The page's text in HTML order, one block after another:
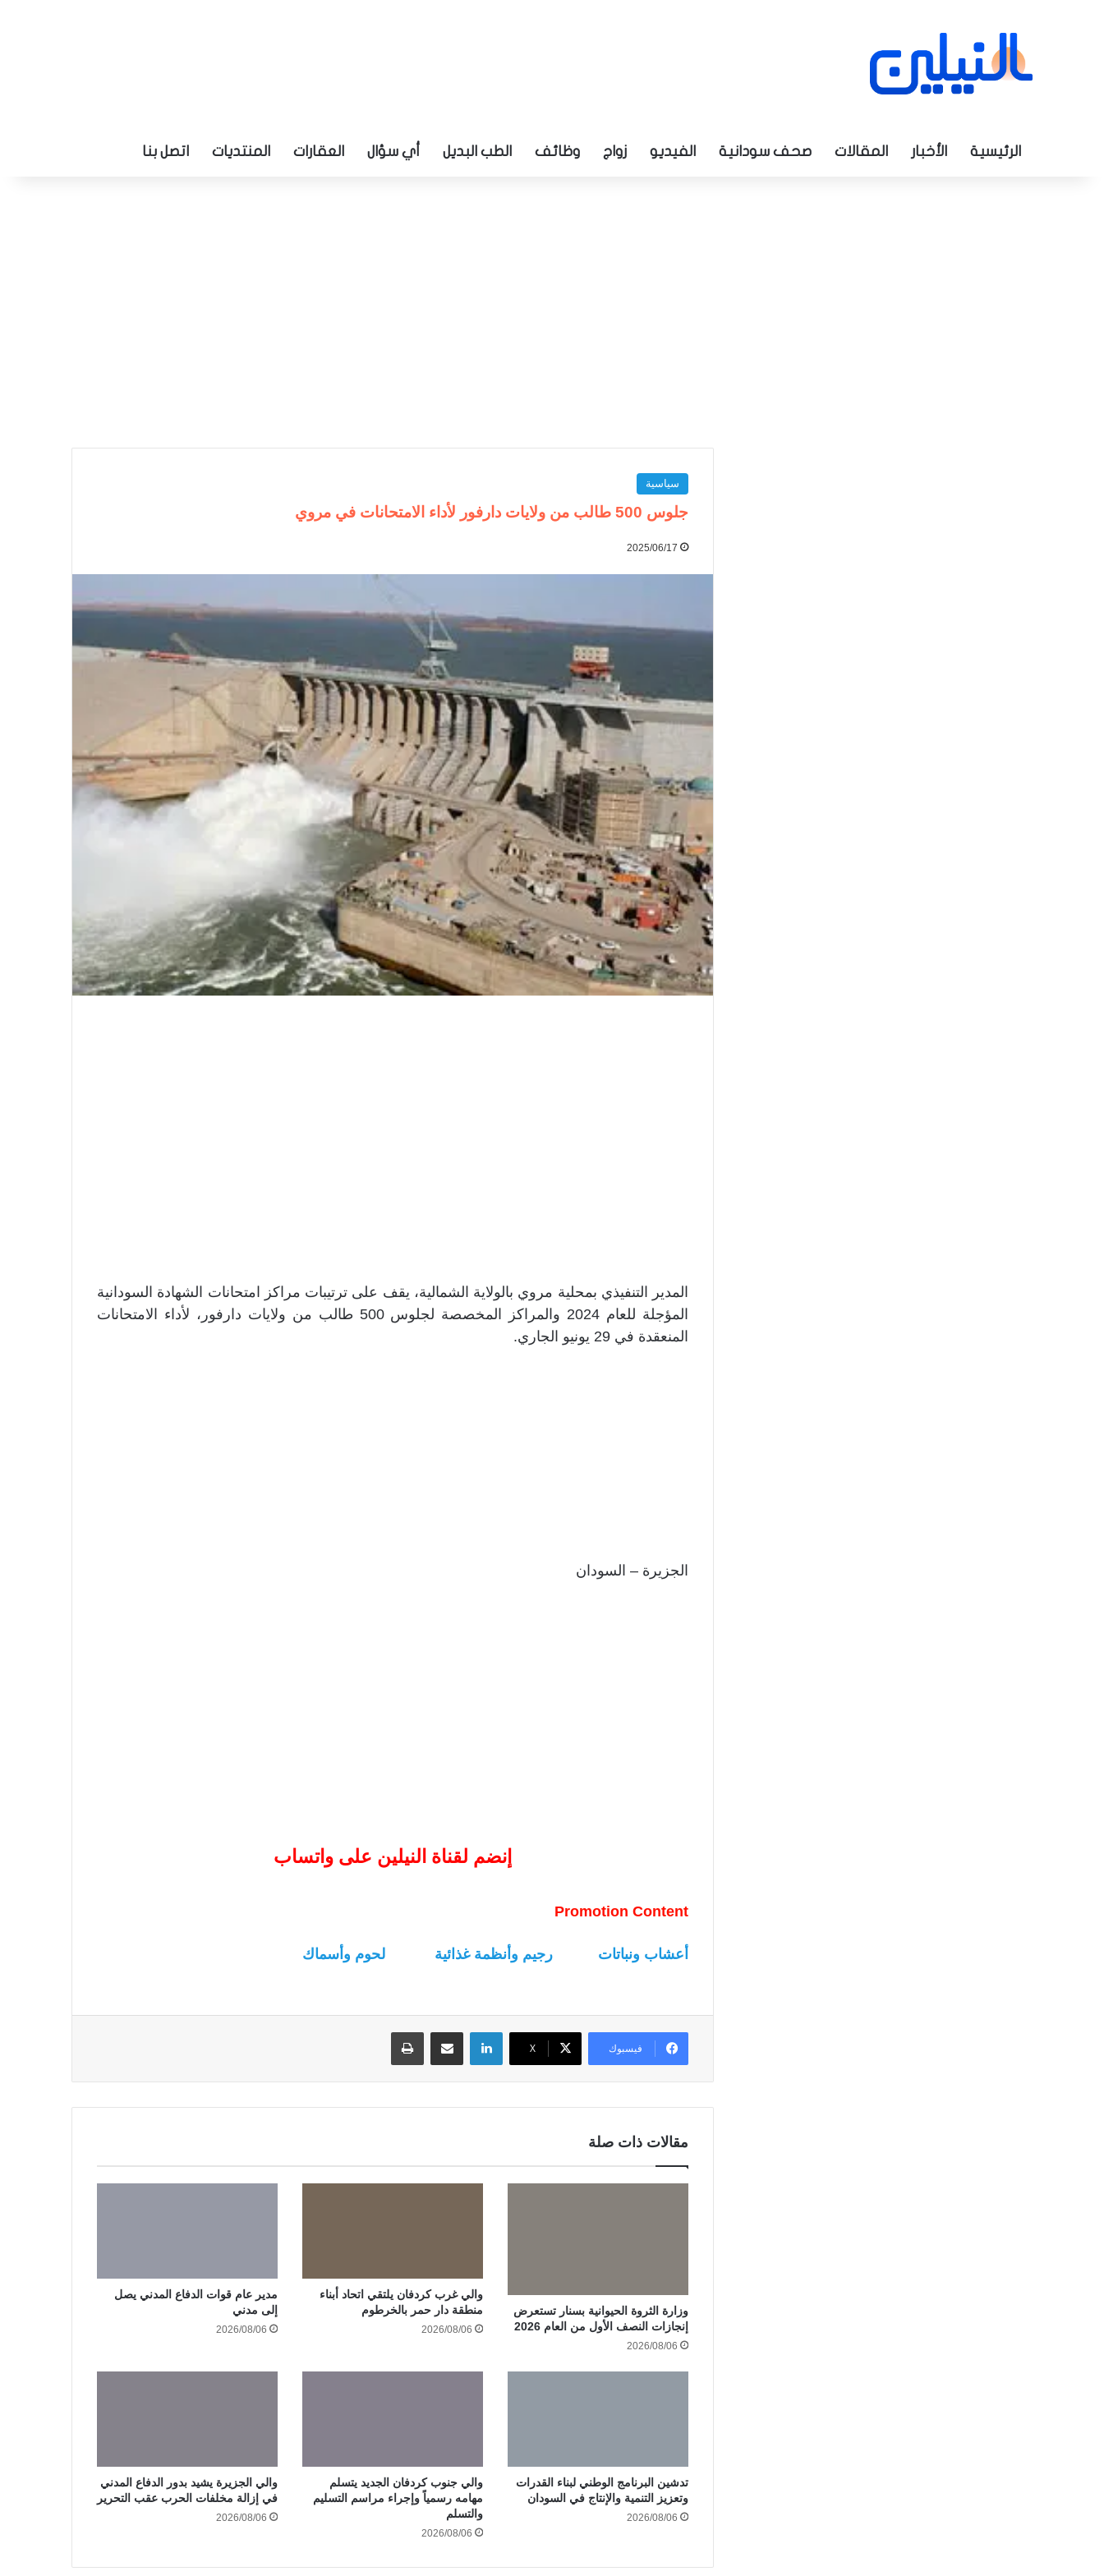
الرئيسية الأخبار المقالات صحف سودانية الفيديو زواج وظائف الطب البديل أي سؤال العقارات المنتديات اتصل بنا
سياسية
جلوس 500 طالب من ولايات دارفور لأداء الامتحانات في مروي
2025/06/17
المدير التنفيذي بمحلية مروي بالولاية الشمالية، يقف على ترتيبات مراكز امتحانات الشهادة السودانية
المؤجلة للعام 2024 والمراكز المخصصة لجلوس 500 طالب من ولايات دارفور، لأداء الامتحانات
المنعقدة في 29 يونيو الجاري.
الجزيرة – السودان
إنضم لقناة النيلين على واتساب
Promotion Content
أعشاب ونباتات رجيم وأنظمة غذائية لحوم وأسماك
فيسبوك ‫X
لينكدإن
مقالات ذات صلة
وزارة الثروة الحيوانية بسنار تستعرض
إنجازات النصف الأول من العام 2026
2026/08/06
والي غرب كردفان يلتقي اتحاد أبناء
منطقة دار حمر بالخرطوم
2026/08/06
مدير عام قوات الدفاع المدني يصل
إلى مدني
2026/08/06
تدشين البرنامج الوطني لبناء القدرات
وتعزيز التنمية والإنتاج في السودان
2026/08/06
والي جنوب كردفان الجديد يتسلم
مهامه رسمياً وإجراء مراسم التسليم
والتسلم
2026/08/06
والي الجزيرة يشيد بدور الدفاع المدني
في إزالة مخلفات الحرب عقب التحرير
2026/08/06